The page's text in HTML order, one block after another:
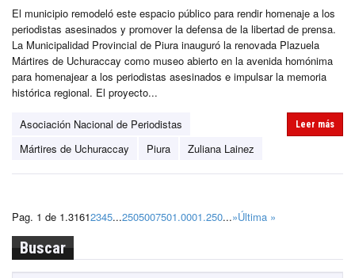
El municipio remodeló este espacio público para rendir homenaje a los
periodistas asesinados y promover la defensa de la libertad de prensa.
La Municipalidad Provincial de Piura inauguró la renovada Plazuela
Mártires de Uchuraccay como museo abierto en la avenida homónima
para homenajear a los periodistas asesinados e impulsar la memoria
histórica regional. El proyecto...
Asociación Nacional de Periodistas
Mártires de Uchuraccay
Piura Zuliana Lainez
Leer más
Pag. 1 de 1.31612345...2505007501.0001.250...»Última »
Buscar